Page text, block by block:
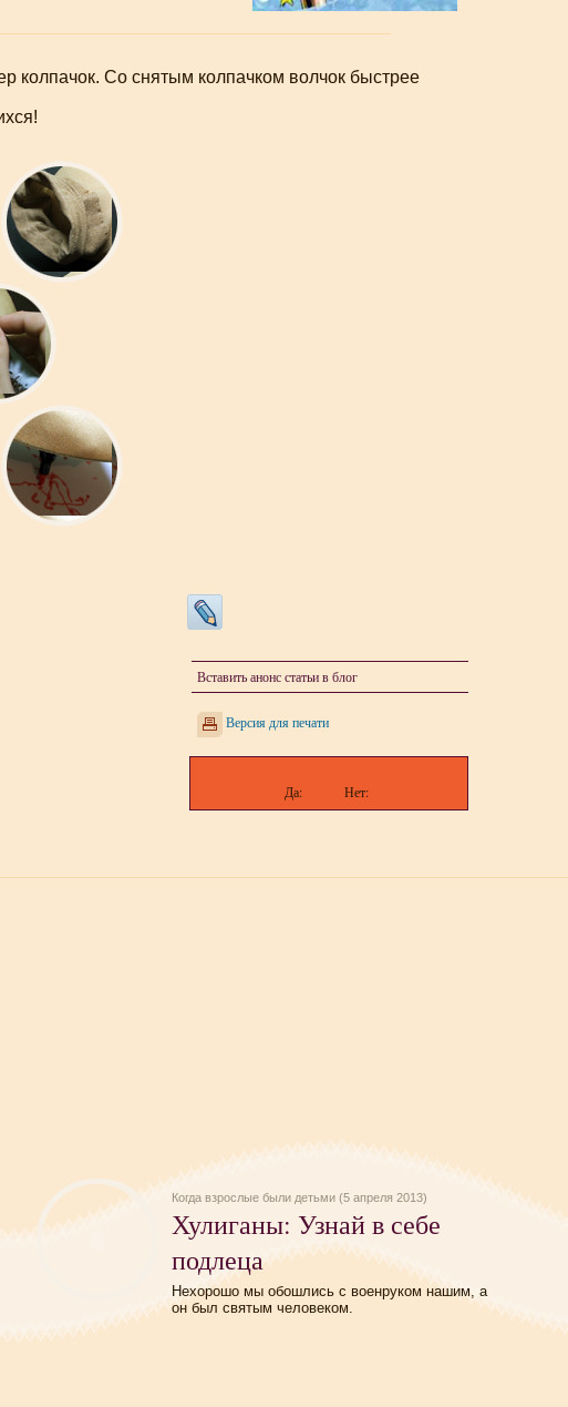
колпачок. Со снятым колпачком волчок быстрее
Вставить анонс статьи в блог
Версия для печати
Да: Нет:
Когда взрослые были детьми (5 апреля 2013)
Хулиганы: Узнай в себе
подлеца
Нехорошо мы обошлись с военруком нашим, а
он был святым человеком.